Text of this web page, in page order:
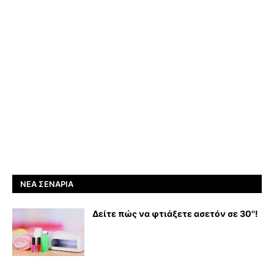
ΝΈΑ ΣΕΝΆΡΙΑ
Δείτε πώς να φτιάξετε ασετόν σε 30''!